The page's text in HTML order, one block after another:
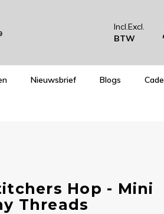
Incl.Excl.
BTW
Nieuwsbrief Blogs
Hop - Mini
Threads